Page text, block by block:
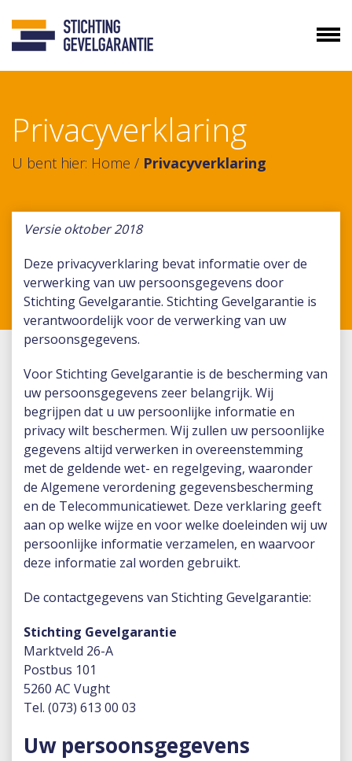
Privacyverklaring
U bent hier: Home / Privacyverklaring
Versie oktober 2018
Deze privacyverklaring bevat informatie over de
verwerking van uw persoonsgegevens door
Stichting Gevelgarantie. Stichting Gevelgarantie is
verantwoordelijk voor de verwerking van uw
persoonsgegevens.
Voor Stichting Gevelgarantie is de bescherming van
uw persoonsgegevens zeer belangrijk. Wij
begrijpen dat u uw persoonlijke informatie en
privacy wilt beschermen. Wij zullen uw persoonlijke
gegevens altijd verwerken in overeenstemming
met de geldende wet- en regelgeving, waaronder
de Algemene verordening gegevensbescherming
en de Telecommunicatiewet. Deze verklaring geeft
aan op welke wijze en voor welke doeleinden wij uw
persoonlijke informatie verzamelen, en waarvoor
deze informatie zal worden gebruikt.
De contactgegevens van Stichting Gevelgarantie:
Stichting Gevelgarantie
Marktveld 26-A
Postbus 101
5260 AC Vught
Tel. (073) 613 00 03
Uw persoonsgegevens